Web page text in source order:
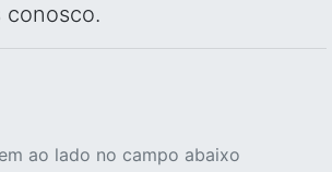
conosco.
ao lado no campo abaixo